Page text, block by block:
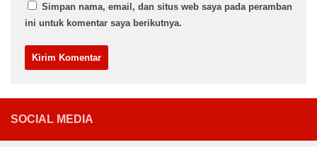
Simpan nama, email, dan situs web saya pada peramban
ini untuk komentar saya berikutnya.
SOCIAL MEDIA